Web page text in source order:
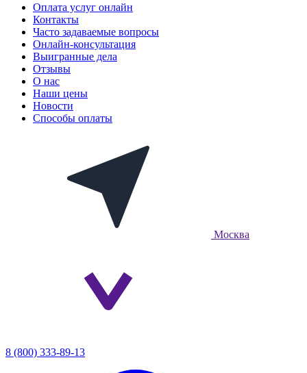
Оплата услуг онлайн
Контакты
Часто задаваемые вопросы
Онлайн-консультация
Выигранные дела
Отзывы
О нас
Наши цены
Новости
Способы оплаты
Москва
8 (800) 333-89-13